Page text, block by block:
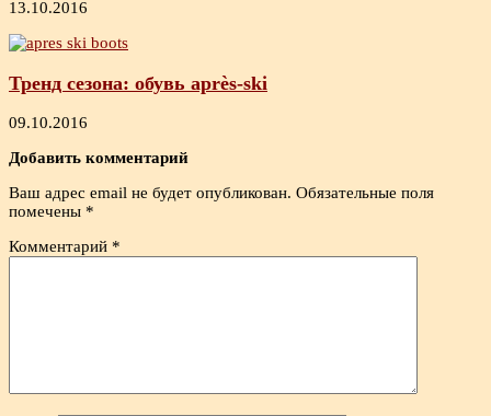
13.10.2016
Тренд сезона: обувь après-ski
09.10.2016
Добавить комментарий
Ваш адрес email не будет опубликован. Обязательные поля
помечены *
Комментарий *